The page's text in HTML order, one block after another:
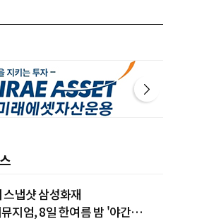
냅샷 삼성화재
지엄, 8일 한여름 밤 '야간